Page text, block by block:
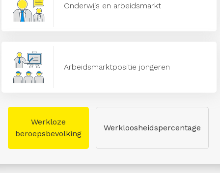
Onderwijs en arbeidsmarkt
Arbeidsmarktpositie jongeren
Werkloze
beroepsbevolking
Werkloosheidspercentage